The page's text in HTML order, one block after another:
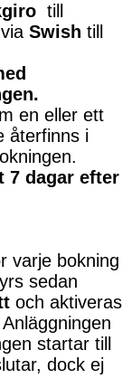
till
Swish till
en eller ett
återfinns i
7 dagar efter
varje bokning
sedan
och aktiveras
startar till
dock ej